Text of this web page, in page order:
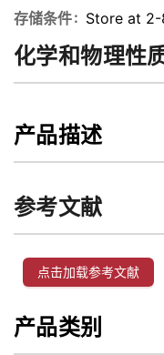
存储条件 Store at
化学和物理性
产品描述
参考文献
点击加载参考文献
产品类别